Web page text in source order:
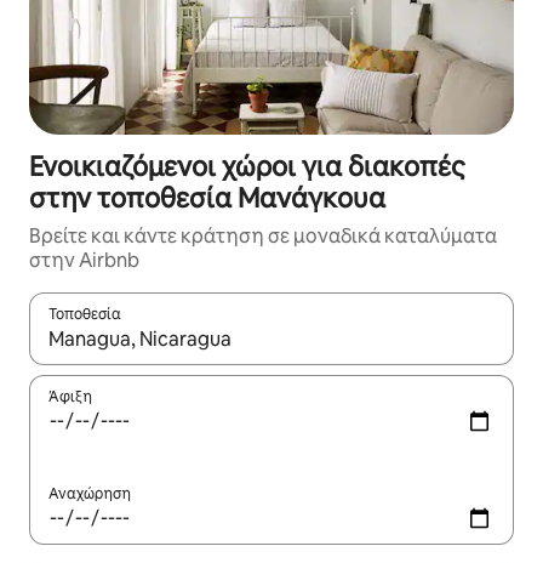
Ενοικιαζόμενοι χώροι για διακοπές
στην τοποθεσία Μανάγκουα
Βρείτε και κάντε κράτηση σε μοναδικά καταλύματα
στην Airbnb
Τοποθεσία
Όταν τα αποτελέσματα είναι διαθέσιμα, μπορείτε να
Άφιξη
Αναχώρηση